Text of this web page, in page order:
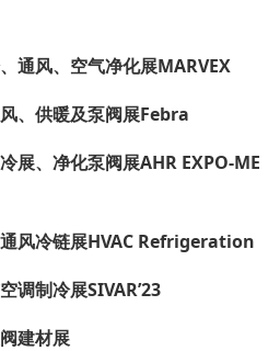
通风、空气净化展MARVEX
、供暖及泵阀展Febra
展、净化泵阀展AHR EXPO-ME
风冷链展HVAC Refrigeration
调制冷展SIVAR’23
建材展